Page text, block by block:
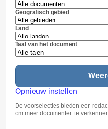
Geografisch gebied
Land
Taal van het document
Opnieuw instellen
De voorselecties bieden een
om meer documenten te